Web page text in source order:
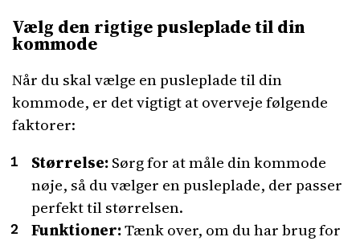
Vælg den rigtige pusleplade til din
kommode
Når du skal vælge en pusleplade til din
kommode, er det vigtigt at overveje følgende
faktorer:
Størrelse:Sørg for at måle din kommode
nøje, så du vælger en pusleplade, der passer
perfekt til størrelsen.
Funktioner:Tænk over, om du har brug for